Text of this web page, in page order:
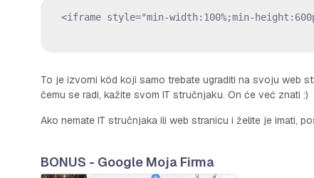
<iframe style="min-width:100%;min-
To je izvorni kôd koji samo trebate ugraditi na svoju web
čemu se radi, kažite svom IT stručnjaku. On će već znati :)
Ako nemate IT stručnjaka ili web stranicu i želite je imati,
BONUS - Google Moja Firma